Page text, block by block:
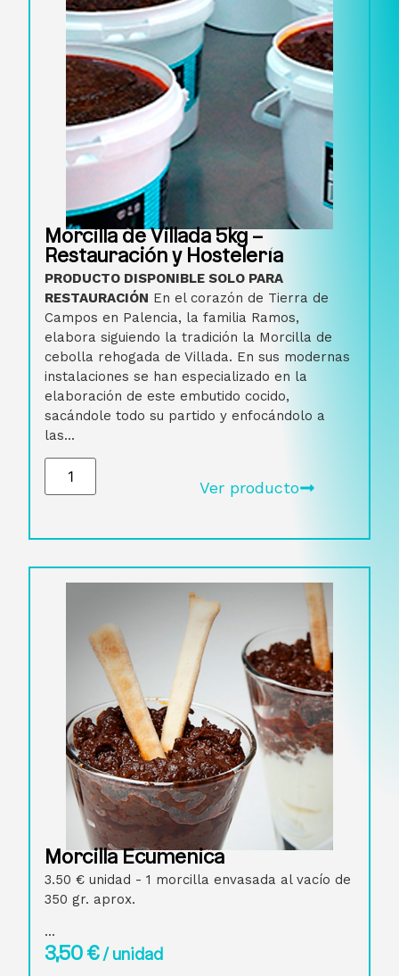
Morcilla de Villada 5kg –
Restauración y Hostelería
PRODUCTO DISPONIBLE SOLO PARA
RESTAURACIÓN En el corazón de Tierra de
Campos en Palencia, la familia Ramos,
elabora siguiendo la tradición la Morcilla de
cebolla rehogada de Villada. En sus modernas
instalaciones se han especializado en la
elaboración de este embutido cocido,
sacándole todo su partido y enfocándolo a
las...
Ver producto
Morcilla Ecuménica
3.50 € unidad - 1 morcilla envasada al vacío de
350 gr. aprox.
...
3,50€/ unidad